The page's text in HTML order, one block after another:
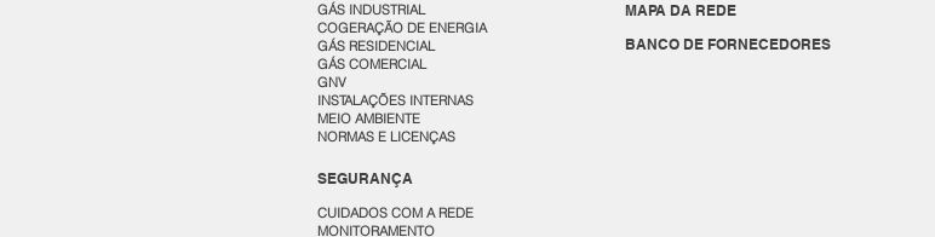
MAPA DA REDE
BANCO DE FORNECEDORES
GÁS INDUSTRIAL
COGERAÇÃO DE ENERGIA
GÁS RESIDENCIAL
GÁS COMERCIAL
GNV
INSTALAÇÕES INTERNAS
MEIO AMBIENTE
NORMAS E LICENÇAS
SEGURANÇA
CUIDADOS COM A REDE
MONITORAMENTO